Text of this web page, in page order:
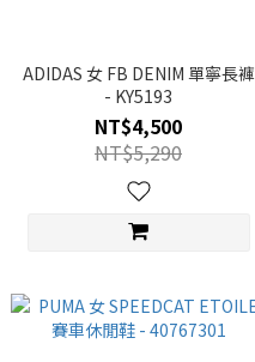
ADIDAS 女 FB DENIM 單寧長褲
- KY5193
NT$4,500
NT$5,290